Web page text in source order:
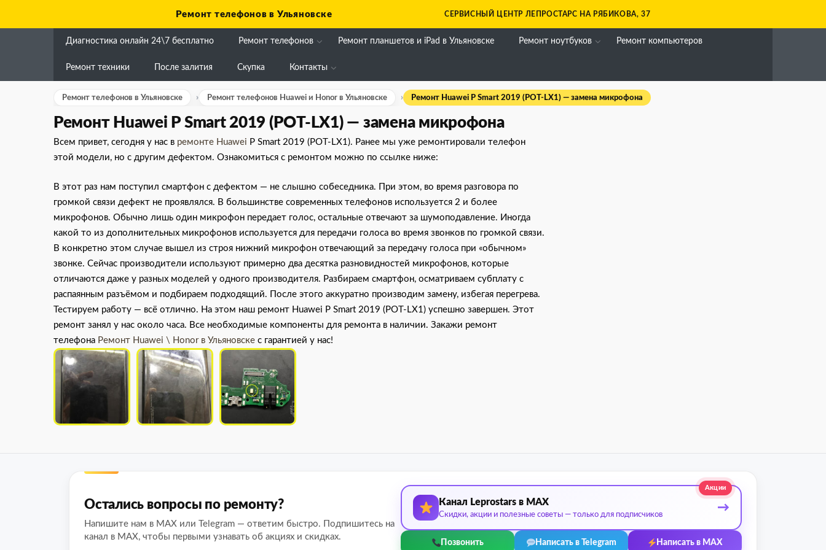
Ремонт телефонов в Ульяновске СЕРВИСНЫЙ ЦЕНТР ЛЕПРОСТАРС НА РЯБИКОВА, 37
Диагностика онлайн 24\7 бесплатно Ремонт телефонов Ремонт планшетов и iPad в Ульяновске Ремонт ноутбуков Ремонт компьютеров
Ремонт техники После залития Скупка Контакты
Ремонт телефонов в Ульяновске Ремонт телефонов Huawei и Honor в Ульяновске Ремонт Huawei P Smart 2019 (POT-LX1) — замена микрофона
Ремонт Huawei P Smart 2019 (POT-LX1) — замена микрофона
Всем привет, сегодня у нас в ремонте Huawei P Smart 2019 (POT-LX1). Ранее мы уже ремонтировали телефон
этой модели, но с другим дефектом. Ознакомиться с ремонтом можно по ссылке ниже:
В этот раз нам поступил смартфон с дефектом — не слышно собеседника. При этом, во время разговора по
громкой связи дефект не проявлялся. В большинстве современных телефонов используется 2 и более
микрофонов. Обычно лишь один микрофон передает голос, остальные отвечают за шумоподавление. Иногда
какой то из дополнительных микрофонов используется для передачи голоса во время звонков по громкой связи.
В конкретно этом случае вышел из строя нижний микрофон отвечающий за передачу голоса при «обычном»
звонке. Сейчас производители используют примерно два десятка разновидностей микрофонов, которые
отличаются даже у разных моделей у одного производителя. Разбираем смартфон, осматриваем субплату с
распаянным разъёмом и подбираем подходящий. После этого аккуратно производим замену, избегая перегрева.
Тестируем работу — всё отлично. На этом наш ремонт Huawei P Smart 2019 (POT-LX1) успешно завершен. Этот
ремонт занял у нас около часа. Все необходимые компоненты для ремонта в наличии. Закажи ремонт
телефона Ремонт Huawei \ Honor в Ульяновске с гарантией у нас!
Остались вопросы по ремонту?
Напишите нам в MAX или Telegram — ответим быстро. Подпишитесь на
канал в MAX, чтобы первыми узнавать об акциях и скидках.
Акции
Канал Leprostars в MAX
Скидки, акции и полезные советы — только для подписчиков
→
Позвонить Написать в Telegram Написать в MAX